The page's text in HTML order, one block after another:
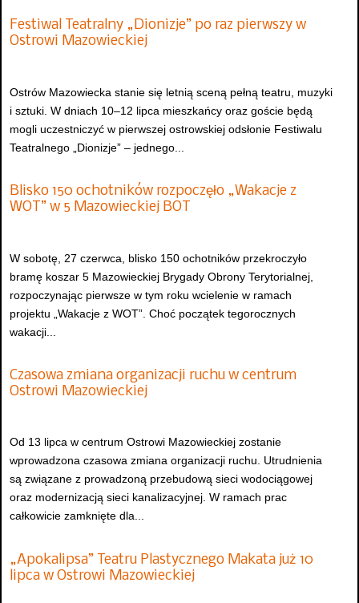
Festiwal Teatralny „Dionizje” po raz pierwszy w
Ostrowi Mazowieckiej
Ostrów Mazowiecka stanie się letnią sceną pełną teatru, muzyki
i sztuki. W dniach 10–12 lipca mieszkańcy oraz goście będą
mogli uczestniczyć w pierwszej ostrowskiej odsłonie Festiwalu
Teatralnego „Dionizje” – jednego...
Blisko 150 ochotników rozpoczęło „Wakacje z
WOT” w 5 Mazowieckiej BOT
W sobotę, 27 czerwca, blisko 150 ochotników przekroczyło
bramę koszar 5 Mazowieckiej Brygady Obrony Terytorialnej,
rozpoczynając pierwsze w tym roku wcielenie w ramach
projektu „Wakacje z WOT”. Choć początek tegorocznych
wakacji...
Czasowa zmiana organizacji ruchu w centrum
Ostrowi Mazowieckiej
Od 13 lipca w centrum Ostrowi Mazowieckiej zostanie
wprowadzona czasowa zmiana organizacji ruchu. Utrudnienia
są związane z prowadzoną przebudową sieci wodociągowej
oraz modernizacją sieci kanalizacyjnej. W ramach prac
całkowicie zamknięte dla...
„Apokalipsa” Teatru Plastycznego Makata już 10
lipca w Ostrowi Mazowieckiej